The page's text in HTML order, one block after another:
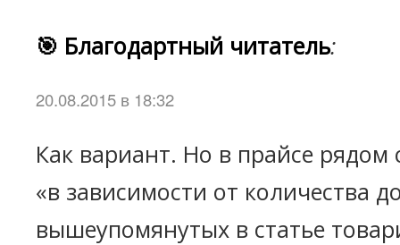
🎯 Благодартный читатель:
20.08.2015 в 18:32
Как вариант. Но в прайсе рядом
«в зависимости от количества
вышеупомянутых в статье